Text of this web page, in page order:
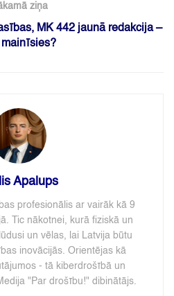
ziņa
MK 442 jaunā redakcija –
mainīsies?
Apalups
profesionālis ar vairāk kā 9
Tic nākotnei, kurā fiziskā un
un vēlas, lai Latvija būtu
inovācijās. Orientējas kā
- tā kiberdrošībā un
"Par drošību!" dibinātājs.